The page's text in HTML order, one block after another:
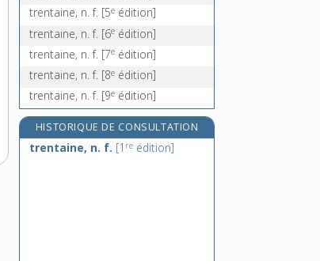
trentaine, n. f. [5e édition]
trentaine, n. f. [6e édition]
trentaine, n. f. [7e édition]
trentaine, n. f. [8e édition]
trentaine, n. f. [9e édition]
HISTORIQUE DE CONSULTATION
trentaine, n. f. [1 re édition]